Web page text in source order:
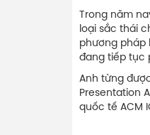
Trong năm
loại sắc thái
phương pháp
đang tiếp tục
Anh từng
Presentation
quốc tế ACM